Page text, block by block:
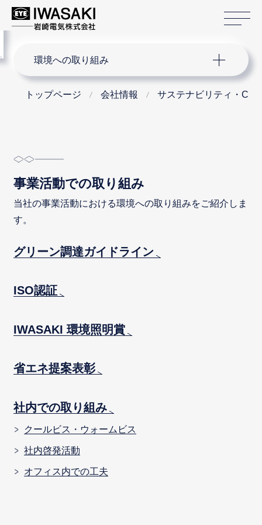
環境への取り組み
トップページ 会社情報 サステナビリティ・
事業活動での取り組み
当社の事業活動における環境への取り組みをご紹介しま
す。
グリーン調達ガイドライン
ISO認証
IWASAKI 環境照明賞
省エネ提案表彰
社内での取り組み
クールビス・ウォームビス
社内啓発活動
オフィス内での工夫
menu